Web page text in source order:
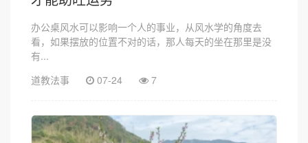
办公桌风水可以影响一个人的事业，从风水学的角度去
看，如果摆放的位置不对的话，那人每天的坐在那里是没
有...
道教法事
07-24 7